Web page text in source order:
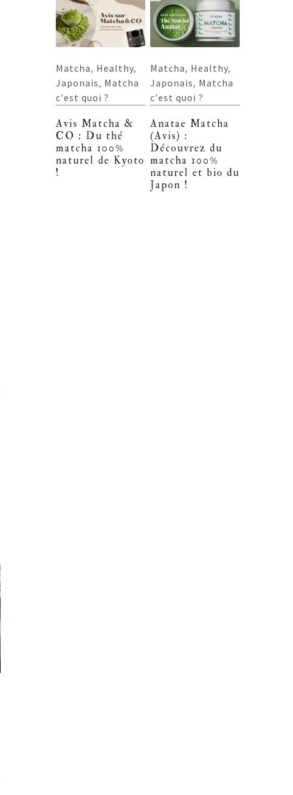
Matcha, Healthy,
Japonais, Matcha
c'est quoi ?
Avis Matcha &
CO : Du thé
matcha 100%
naturel de Kyoto
!
Matcha, Healthy,
Japonais, Matcha
c'est quoi ?
Anatae Matcha
(Avis) :
Découvrez du
matcha 100%
naturel et bio du
Japon !